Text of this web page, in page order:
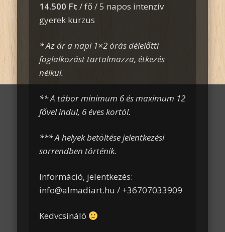
14.500 Ft / fő / 5 napos intenzív
gyerek kurzus
* Az ár a napi 1×2 órás délelőtti
foglalkozást tartalmazza, étkezés
nélkül.
** A tábor minimum 6 és maximum 12
fővel indul, 6 éves kortól.
*** A helyek betöltése jelentkezési
sorrendben történik.
Információ, jelentkezés:
info@almadiart.hu / +36707033909
Kedvcsináló